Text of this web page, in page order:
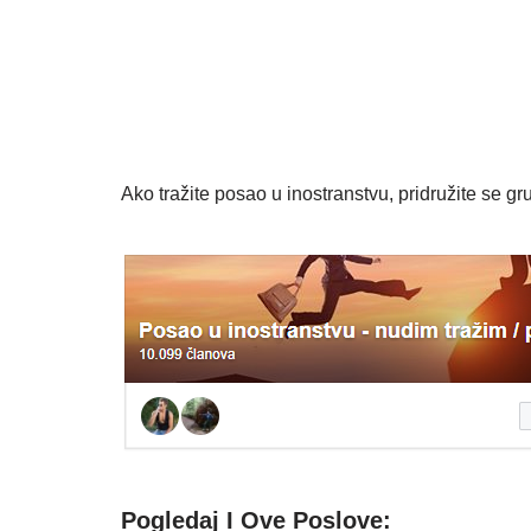
Ako tražite posao u inostranstvu, pridružite se
Pogledaj I Ove Poslove: